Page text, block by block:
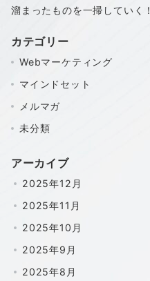
溜まったものを一掃していく！
カテゴリー
Webマーケティング
マインドセット
メルマガ
未分類
アーカイブ
2025年12月
2025年11月
2025年10月
2025年9月
2025年8月